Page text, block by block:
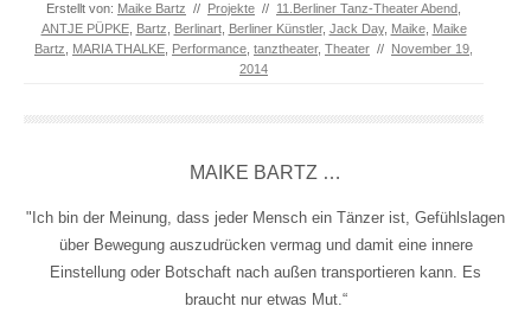
Erstellt von: Maike Bartz // Projekte // 11.Berliner Tanz-Theater Abend
ANTJE PÜPKE, Bartz Berlinart, Berliner Künstler, Jack Day, Maike, Maike
Bartz
MARIA THALKE Performance tanztheater, Theater // November 19,
2014
MAIKE BARTZ …
"Ich bin der Meinung, dass jeder Mensch ein Tänzer ist, Gefühlslagen
über Bewegung auszudrücken vermag und damit eine innere
Einstellung oder Botschaft nach außen transportieren kann. Es
braucht nur etwas Mut.“